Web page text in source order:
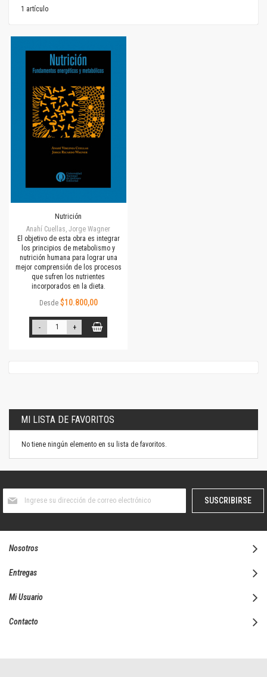
1 artículo
Nutrición
Anahí Cuellas, Jorge Wagner
El objetivo de esta obra es integrar
los principios de metabolismo y
nutrición humana para lograr una
mejor comprensión de los procesos
que sufren los nutrientes
incorporados en la dieta.
Desde $10.800,00
- +
MI LISTA DE FAVORITOS
No tiene ningún elemento en su lista de favoritos.
boletín
SUSCRIBIRSE
Nosotros
Entregas
Mi Usuario
Contacto